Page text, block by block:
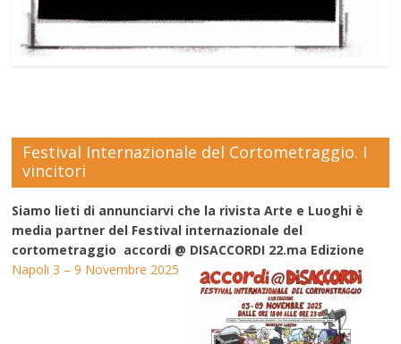
Festival Internazionale del Cortometraggio. I
vincitori
Siamo lieti di annunciarvi che la rivista Arte e Luoghi è
media partner del Festival internazionale del
cortometraggio accordi @ DISACCORDI 22.ma Edizione
Napoli 3 – 9 Novembre 2025